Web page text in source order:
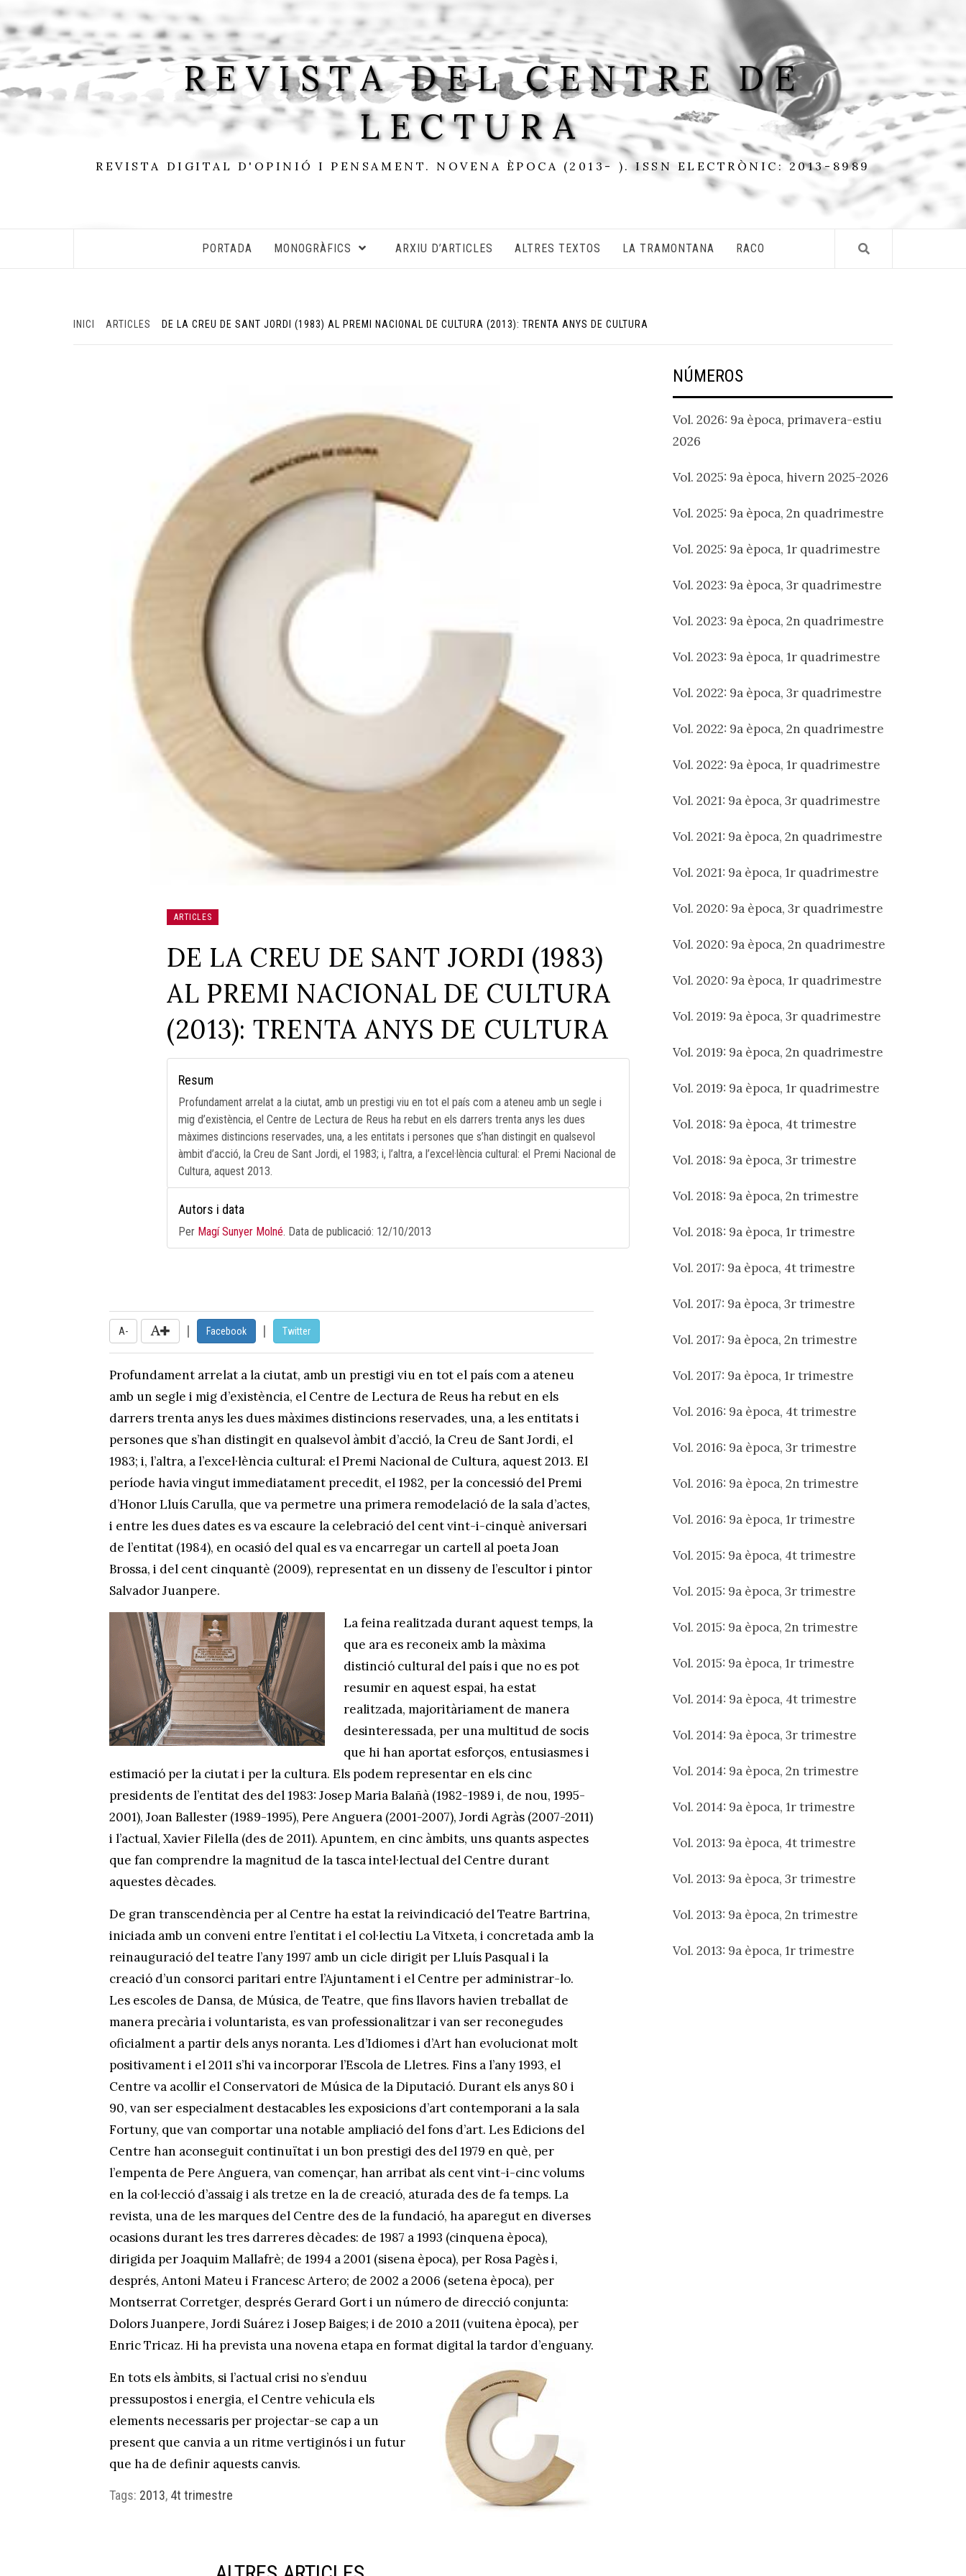
to
content
REVISTA DEL CENTRE DE
LECTURA
REVISTA DIGITAL D'OPINIÓ I PENSAMENT. NOVENA ÈPOCA (2013- ). ISSN ELECTRÒNIC: 2013-8989
PORTADA MONOGRÀFICS ARXIU D’ARTICLES ALTRES TEXTOS LA TRAMONTANA RACO
INICI ARTICLES DE LA CREU DE SANT JORDI (1983) AL PREMI NACIONAL DE CULTURA (2013): TRENTA ANYS DE CULTURA
ARTICLES
DE LA CREU DE SANT JORDI (1983)
AL PREMI NACIONAL DE CULTURA
(2013): TRENTA ANYS DE CULTURA
Resum
Profundament arrelat a la ciutat, amb un prestigi viu en tot el país com a ateneu amb un segle i
mig d’existència, el Centre de Lectura de Reus ha rebut en els darrers trenta anys les dues
màximes distincions reservades, una, a les entitats i persones que s’han distingit en qualsevol
àmbit d’acció, la Creu de Sant Jordi, el 1983; i, l’altra, a l’excel·lència cultural: el Premi Nacional de
Cultura, aquest 2013.
Autors i data
Per Magí Sunyer Molné. Data de publicació: 12/10/2013
A- | Facebook | Twitter
Profundament arrelat a la ciutat, amb un prestigi viu en tot el país com a ateneu
amb un segle i mig d’existència, el Centre de Lectura de Reus ha rebut en els
darrers trenta anys les dues màximes distincions reservades, una, a les entitats i
persones que s’han distingit en qualsevol àmbit d’acció, la Creu de Sant Jordi, el
1983; i, l’altra, a l’excel·lència cultural: el Premi Nacional de Cultura, aquest 2013. El
període havia vingut immediatament precedit, el 1982, per la concessió del Premi
d’Honor Lluís Carulla, que va permetre una primera remodelació de la sala d’actes,
i entre les dues dates es va escaure la celebració del cent vint-i-cinquè aniversari
de l’entitat (1984), en ocasió del qual es va encarregar un cartell al poeta Joan
Brossa, i del cent cinquantè (2009), representat en un disseny de l’escultor i pintor
Salvador Juanpere.
La feina realitzada durant aquest temps, la
que ara es reconeix amb la màxima
distinció cultural del país i que no es pot
resumir en aquest espai, ha estat
realitzada, majoritàriament de manera
desinteressada, per una multitud de socis
que hi han aportat esforços, entusiasmes i
estimació per la ciutat i per la cultura. Els podem representar en els cinc
presidents de l’entitat des del 1983: Josep Maria Balañà (1982-1989 i, de nou, 1995-
2001), Joan Ballester (1989-1995), Pere Anguera (2001-2007), Jordi Agràs (2007-2011)
i l’actual, Xavier Filella (des de 2011). Apuntem, en cinc àmbits, uns quants aspectes
que fan comprendre la magnitud de la tasca intel·lectual del Centre durant
aquestes dècades.
De gran transcendència per al Centre ha estat la reivindicació del Teatre Bartrina,
iniciada amb un conveni entre l’entitat i el col·lectiu La Vitxeta, i concretada amb la
reinauguració del teatre l’any 1997 amb un cicle dirigit per Lluís Pasqual i la
creació d’un consorci paritari entre l’Ajuntament i el Centre per administrar-lo.
Les escoles de Dansa, de Música, de Teatre, que fins llavors havien treballat de
manera precària i voluntarista, es van professionalitzar i van ser reconegudes
oficialment a partir dels anys noranta. Les d’Idiomes i d’Art han evolucionat molt
positivament i el 2011 s’hi va incorporar l’Escola de Lletres. Fins a l’any 1993, el
Centre va acollir el Conservatori de Música de la Diputació. Durant els anys 80 i
90, van ser especialment destacables les exposicions d’art contemporani a la sala
Fortuny, que van comportar una notable ampliació del fons d’art. Les Edicions del
Centre han aconseguit continuïtat i un bon prestigi des del 1979 en què, per
l’empenta de Pere Anguera, van començar, han arribat als cent vint-i-cinc volums
en la col·lecció d’assaig i als tretze en la de creació, aturada des de fa temps. La
revista, una de les marques del Centre des de la fundació, ha aparegut en diverses
ocasions durant les tres darreres dècades: de 1987 a 1993 (cinquena època),
dirigida per Joaquim Mallafrè; de 1994 a 2001 (sisena època), per Rosa Pagès i,
després, Antoni Mateu i Francesc Artero; de 2002 a 2006 (setena època), per
Montserrat Corretger, després Gerard Gort i un número de direcció conjunta:
Dolors Juanpere, Jordi Suárez i Josep Baiges; i de 2010 a 2011 (vuitena època), per
Enric Tricaz. Hi ha prevista una novena etapa en format digital la tardor d’enguany.
En tots els àmbits, si l’actual crisi no s’enduu
pressupostos i energia, el Centre vehicula els
elements necessaris per projectar-se cap a un
present que canvia a un ritme vertiginós i un futur
que ha de definir aquests canvis.
Tags: 2013, 4t trimestre
NÚMEROS
Vol. 2026: 9a època, primavera-estiu
2026
Vol. 2025: 9a època, hivern 2025-2026
Vol. 2025: 9a època, 2n quadrimestre
Vol. 2025: 9a època, 1r quadrimestre
Vol. 2023: 9a època, 3r quadrimestre
Vol. 2023: 9a època, 2n quadrimestre
Vol. 2023: 9a època, 1r quadrimestre
Vol. 2022: 9a època, 3r quadrimestre
Vol. 2022: 9a època, 2n quadrimestre
Vol. 2022: 9a època, 1r quadrimestre
Vol. 2021: 9a època, 3r quadrimestre
Vol. 2021: 9a època, 2n quadrimestre
Vol. 2021: 9a època, 1r quadrimestre
Vol. 2020: 9a època, 3r quadrimestre
Vol. 2020: 9a època, 2n quadrimestre
Vol. 2020: 9a època, 1r quadrimestre
Vol. 2019: 9a època, 3r quadrimestre
Vol. 2019: 9a època, 2n quadrimestre
Vol. 2019: 9a època, 1r quadrimestre
Vol. 2018: 9a època, 4t trimestre
Vol. 2018: 9a època, 3r trimestre
Vol. 2018: 9a època, 2n trimestre
Vol. 2018: 9a època, 1r trimestre
Vol. 2017: 9a època, 4t trimestre
Vol. 2017: 9a època, 3r trimestre
Vol. 2017: 9a època, 2n trimestre
Vol. 2017: 9a època, 1r trimestre
Vol. 2016: 9a època, 4t trimestre
Vol. 2016: 9a època, 3r trimestre
Vol. 2016: 9a època, 2n trimestre
Vol. 2016: 9a època, 1r trimestre
Vol. 2015: 9a època, 4t trimestre
Vol. 2015: 9a època, 3r trimestre
Vol. 2015: 9a època, 2n trimestre
Vol. 2015: 9a època, 1r trimestre
Vol. 2014: 9a època, 4t trimestre
Vol. 2014: 9a època, 3r trimestre
Vol. 2014: 9a època, 2n trimestre
Vol. 2014: 9a època, 1r trimestre
Vol. 2013: 9a època, 4t trimestre
Vol. 2013: 9a època, 3r trimestre
Vol. 2013: 9a època, 2n trimestre
Vol. 2013: 9a època, 1r trimestre